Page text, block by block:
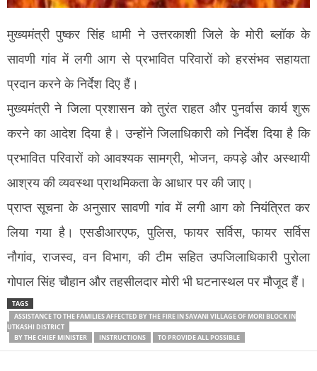
मुख्यमंत्री पुष्कर सिंह धामी ने उत्तरकाशी जिले के मोरी ब्लॉक के
सावणी गांव में लगी आग से प्रभावित परिवारों को हरसंभव सहायता
प्रदान करने के निर्देश दिए हैं।
मुख्यमंत्री ने जिला प्रशासन को तुरंत राहत और पुनर्वास कार्य शुरू
करने का आदेश दिया है। उन्होंने जिलाधिकारी को निर्देश दिया है कि
प्रभावित परिवारों को आवश्यक सामग्री, भोजन, कपड़े और अस्थायी
आश्रय की व्यवस्था प्राथमिकता के आधार पर की जाए।
प्राप्त सूचना के अनुसार सावणी गांव में लगी आग को नियंत्रित कर
लिया गया है। एसडीआरएफ, पुलिस, फायर सर्विस, फायर सर्विस
नौगांव, राजस्व, वन विभाग, की टीम सहित उपजिलाधिकारी पुरोला
गोपाल सिंह चौहान और तहसीलदार मोरी भी घटनास्थल पर मौजूद हैं।
TAGS
ASSISTANCE TO THE FAMILIES AFFECTED BY THE FIRE IN SAVANI VILLAGE OF MORI BLOCK IN
UTKASHI DISTRICT
BY THE CHIEF MINISTER
INSTRUCTIONS TO PROVIDE ALL POSSIBLE